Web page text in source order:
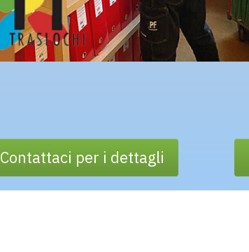
Contattaci per i dettagli